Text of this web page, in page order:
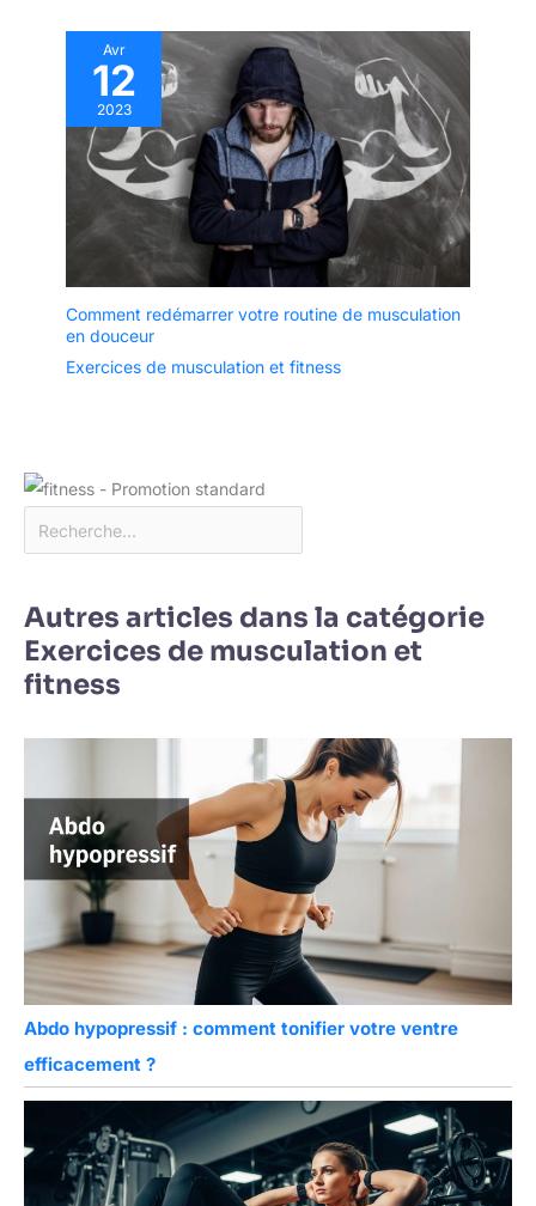
Avr
12
2023
Comment redémarrer votre routine de musculation
en douceur
Exercices de musculation et fitness
Autres articles dans la catégorie
Exercices de musculation et
fitness
Abdo hypopressif : comment tonifier votre ventre
efficacement ?